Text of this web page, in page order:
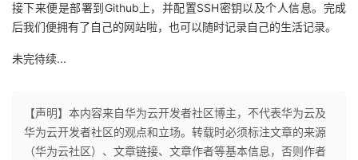
接下来便是部署到Github上，并配置SSH密钥以及个人信息。完成
后我们便拥有了自己的网站啦，也可以随时记录自己的生活记录。
未完待续...
【声明】本内容来自华为云开发者社区博主，不代表华为云及
华为云开发者社区的观点和立场。转载时必须标注文章的来源
（华为云社区）、文章链接、文章作者等基本信息，否则作者